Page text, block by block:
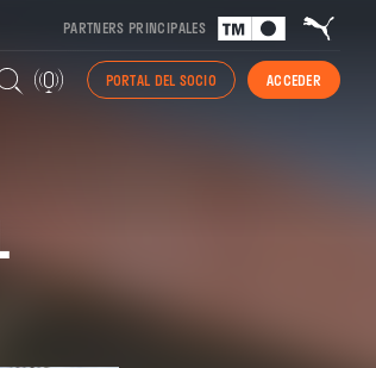
PARTNERS PRINCIPALES
PORTAL DEL SOCIO ACCEDER